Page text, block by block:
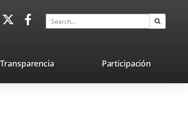
Link
application.
application.
Search
Transparencia Participación